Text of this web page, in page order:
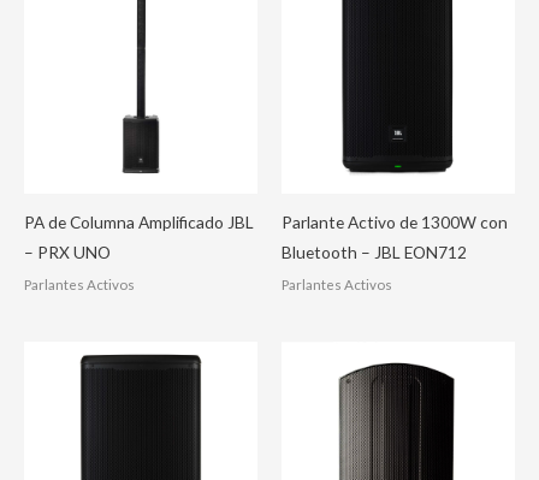
PA de Columna Amplificado JBL
– PRX UNO
Parlantes Activos
Parlante Activo de 1300W con
Bluetooth – JBL EON712
Parlantes Activos